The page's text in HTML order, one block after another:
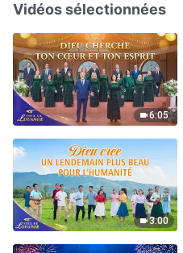
Vidéos sélectionnées
6:05
3:00